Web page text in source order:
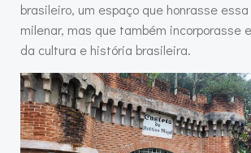
brasileiro, um espaço que honrasse
milenar, mas que também incorporasse
da cultura e história brasileira.